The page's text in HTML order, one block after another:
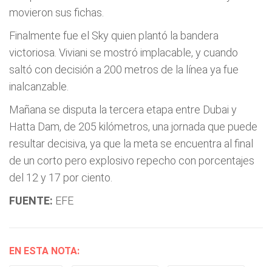
movieron sus fichas.
Finalmente fue el Sky quien plantó la bandera
victoriosa. Viviani se mostró implacable, y cuando
saltó con decisión a 200 metros de la línea ya fue
inalcanzable.
Mañana se disputa la tercera etapa entre Dubai y
Hatta Dam, de 205 kilómetros, una jornada que puede
resultar decisiva, ya que la meta se encuentra al final
de un corto pero explosivo repecho con porcentajes
del 12 y 17 por ciento.
FUENTE: EFE
EN ESTA NOTA: